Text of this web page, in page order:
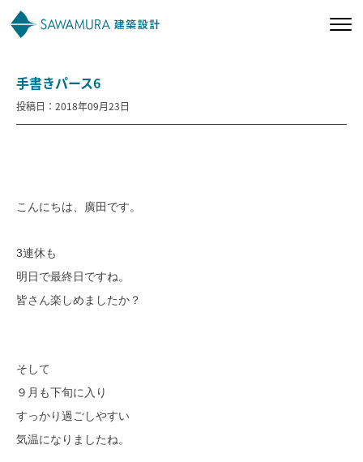
モデルハウス
手書きパース6
投稿日：2018年09月23日
こんにちは、廣田です。
3連休も
明日で最終日ですね。
皆さん楽しめましたか？
そして
９月も下旬に入り
すっかり過ごしやすい
気温になりましたね。